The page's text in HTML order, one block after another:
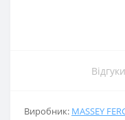
Виробник: MASSEY